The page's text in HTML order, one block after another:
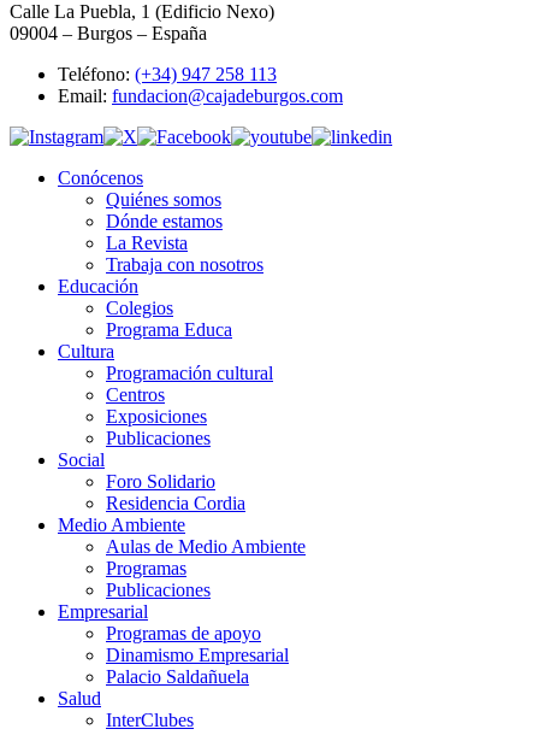
Calle La Puebla, 1 (Edificio Nexo)
09004 – Burgos – España
Teléfono: (+34) 947 258 113
Email: fundacion@cajadeburgos.com
Conócenos
Quiénes somos
Dónde estamos
La Revista
Trabaja con nosotros
Educación
Colegios
Programa Educa
Cultura
Programación cultural
Centros
Exposiciones
Publicaciones
Social
Foro Solidario
Residencia Cordia
Medio Ambiente
Aulas de Medio Ambiente
Programas
Publicaciones
Empresarial
Programas de apoyo
Dinamismo Empresarial
Palacio Saldañuela
Salud
InterClubes